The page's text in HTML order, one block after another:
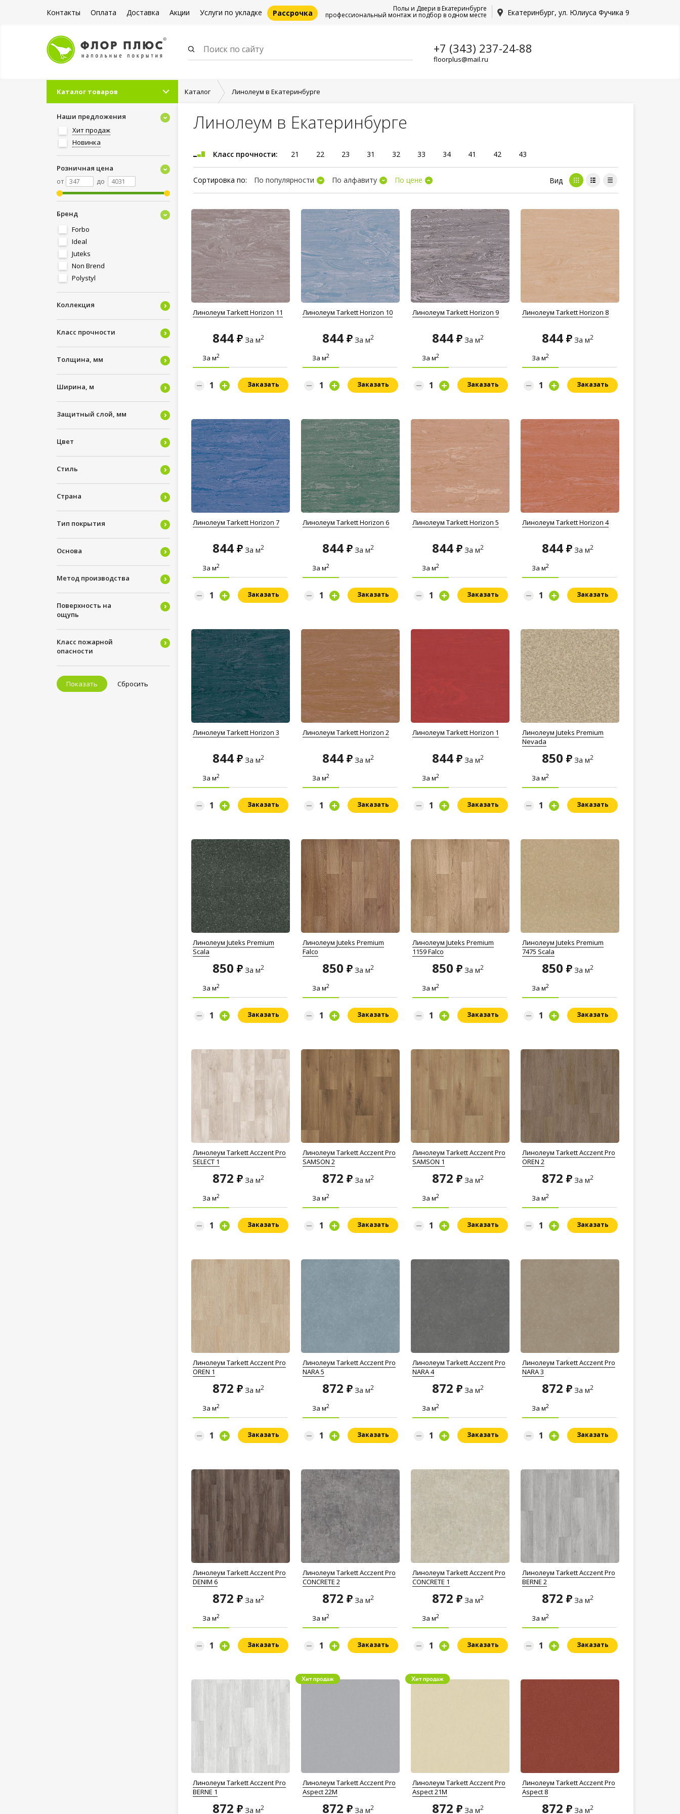
Контакты Оплата Доставка Акции Услуги по укладке Рассрочка Екатеринбург, ул. Юлиуса Фучика 9
Полы и Двери в Екатеринбурге
профессиональный монтаж и подбор в одном месте
+7 (343) 237-24-88
floorplus@mail.ru
Каталог товаров Каталог Линолеум в Екатеринбурге
Наши предложения
Хит продаж
Новинка
Розничная цена
от
до
Бренд
Forbo
Ideal
Juteks
Non Brend
Polystyl
Tarkett
Комитекс Лин
Коллекция
Класс прочности
Толщина, мм
Ширина, м
Защитный слой, мм
Цвет
Стиль
Страна
Тип покрытия
Основа
Метод производства
Поверхность на
ощупь
Класс пожарной
опасности
Показать Сбросить
Линолеум в Екатеринбурге
Класс прочности: 21 22 23 31 32 33 34 41 42 43
Сортировка по: По популярности По алфавиту По цене Вид
Линолеум Tarkett Horizon 11
844 За м2
За м2
Заказать
Линолеум Tarkett Horizon 10
844 За м2
За м2
Заказать
Линолеум Tarkett Horizon 9
844 За м2
За м2
Заказать
Линолеум Tarkett Horizon 8
844 За м2
За м2
Заказать
Линолеум Tarkett Horizon 7
844 За м2
За м2
Заказать
Линолеум Tarkett Horizon 6
844 За м2
За м2
Заказать
Линолеум Tarkett Horizon 5
844 За м2
За м2
Заказать
Линолеум Tarkett Horizon 4
844 За м2
За м2
Заказать
Линолеум Tarkett Horizon 3
844 За м2
За м2
Заказать
Линолеум Tarkett Horizon 2
844 За м2
За м2
Заказать
Линолеум Tarkett Horizon 1
844 За м2
За м2
Заказать
Линолеум Juteks Premium
Nevada
850 За м2
За м2
Заказать
Линолеум Juteks Premium
Scala
850 За м2
За м2
Заказать
Линолеум Juteks Premium
Falco
850 За м2
За м2
Заказать
Линолеум Juteks Premium
1159 Falco
850 За м2
За м2
Заказать
Линолеум Juteks Premium
7475 Scala
850 За м2
За м2
Заказать
Линолеум Tarkett Acczent Pro
SELECT 1
872 За м2
За м2
Заказать
Линолеум Tarkett Acczent Pro
SAMSON 2
872 За м2
За м2
Заказать
Линолеум Tarkett Acczent Pro
SAMSON 1
872 За м2
За м2
Заказать
Линолеум Tarkett Acczent Pro
OREN 2
872 За м2
За м2
Заказать
Линолеум Tarkett Acczent Pro
OREN 1
872 За м2
За м2
Заказать
Линолеум Tarkett Acczent Pro
NARA 5
872 За м2
За м2
Заказать
Линолеум Tarkett Acczent Pro
NARA 4
872 За м2
За м2
Заказать
Линолеум Tarkett Acczent Pro
NARA 3
872 За м2
За м2
Заказать
Линолеум Tarkett Acczent Pro
DENIM 6
872 За м2
За м2
Заказать
Линолеум Tarkett Acczent Pro
CONCRETE 2
872 За м2
За м2
Заказать
Линолеум Tarkett Acczent Pro
CONCRETE 1
872 За м2
За м2
Заказать
Линолеум Tarkett Acczent Pro
BERNE 2
872 За м2
За м2
Заказать
Линолеум Tarkett Acczent Pro
BERNE 1
872 За м2
Линолеум Tarkett Acczent Pro
Aspect 22M
872 За м2
Линолеум Tarkett Acczent Pro
Aspect 21M
872 За м2
Линолеум Tarkett Acczent Pro
Aspect 8
872 За м2